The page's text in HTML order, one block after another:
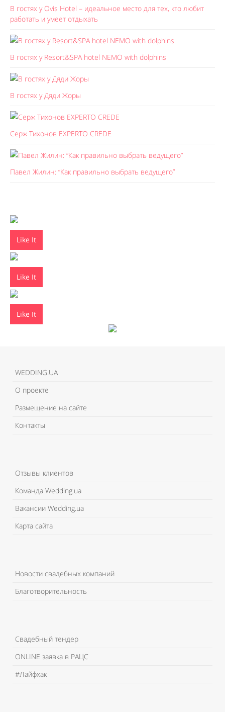
В гостях у Ovis Hotel – идеальное место для тех, кто любит
работать и умеет отдыхать
В гостях у Resort&SPA hotel NEMO with dolphins
В гостях у Дяди Жоры
Серж Тихонов EXPERTO CREDE
Павел Жилин: “Как правильно выбрать ведущего”
Like It
Like It
Like It
WEDDING.UA
О проекте
Размещение на сайте
Контакты
Отзывы клиентов
Команда Wedding.ua
Вакансии Wedding.ua
Карта сайта
Новости свадебных компаний
Благотворительность
Свадебный тендер
ONLINE заявка в РАЦС
#Лайфхак